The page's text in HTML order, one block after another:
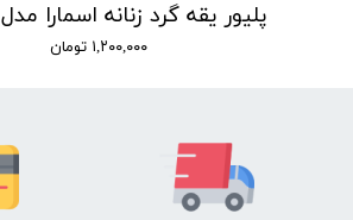
پلیور یقه گرد زنانه اسمارا مدل P00293
۱,۲۰۰,۰۰۰ تومان